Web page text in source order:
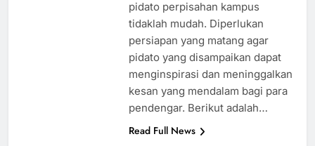
pidato perpisahan kampus
tidaklah mudah. Diperlukan
persiapan yang matang agar
pidato yang disampaikan dapat
menginspirasi dan meninggalkan
kesan yang mendalam bagi para
pendengar. Berikut adalah…
Read Full News